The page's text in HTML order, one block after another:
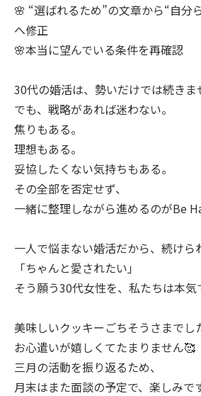
🌸 “選ばれるため”の文章から“自分
へ修正
🌸本当に望んでいる条件を再確認
30代の婚活は、勢いだけでは続きま
でも、戦略があれば迷わない。
焦りもある。
理想もある。
妥協したくない気持ちもある。
その全部を否定せず、
一緒に整理しながら進めるのがBe
一人で悩まない婚活だから、続けら
「ちゃんと愛されたい」
そう願う30代女性を、私たちは本気
美味しいクッキーごちそうさまで
お心遣いが嬉しくてたまりません🥰
三月の活動を振り返るため、
月末はまた面談の予定で、楽しみで